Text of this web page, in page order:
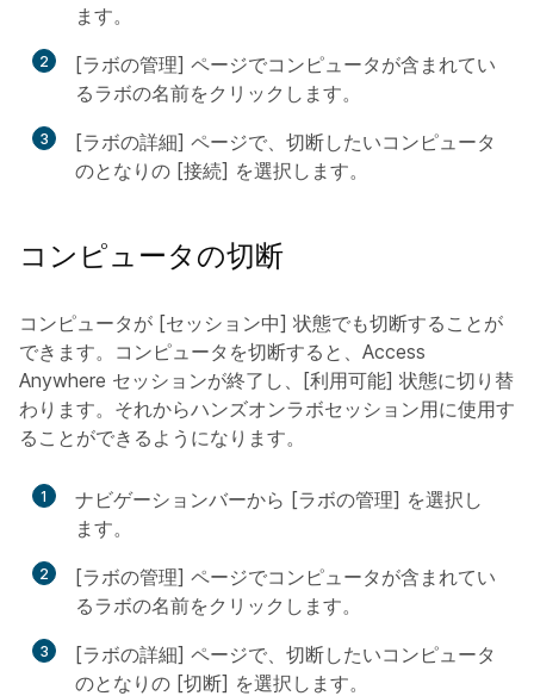
ます。
2
[ラボの管理] ページでコンピュータが含まれてい
るラボの名前をクリックします。
3
[ラボの詳細] ページで、切断したいコンピュータ
のとなりの [接続] を選択します。
コンピュータの切断
コンピュータが [セッション中] 状態でも切断することが
できます。 コンピュータを切断すると、Access
Anywhere セッションが終了し、[利用可能] 状態に切り替
わります。 それからハンズオンラボセッション用に使用す
ることができるようになります。
1
ナビゲーションバーから [ラボの管理] を選択し
ます。
2
[ラボの管理] ページでコンピュータが含まれてい
るラボの名前をクリックします。
3
[ラボの詳細] ページで、切断したいコンピュータ
のとなりの [切断] を選択します。